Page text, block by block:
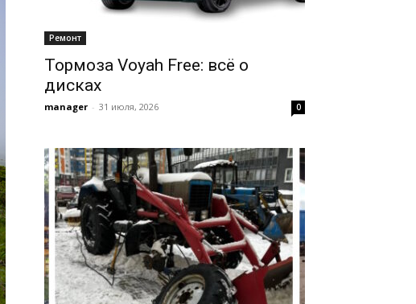
Ремонт
Тормоза Voyah Free: всё о
дисках
manager - 31 июля, 2026 0